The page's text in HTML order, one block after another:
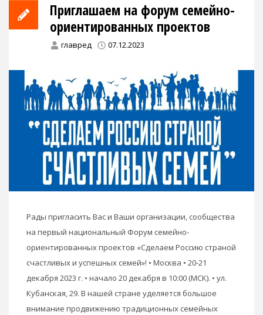
Приглашаем на форум семейно-
ориентированных проектов
главред 07.12.2023
Рады пригласить Вас и Ваши организации, сообщества
на первый национальный Форум семейно-
ориентированных проектов «Сделаем Россию страной
счастливых и успешных семей»! • Москва • 20-21
декабря 2023 г. • начало 20 декабря в 10:00 (МСК). • ул.
Кубанская, 29. В нашей стране уделяется большое
внимание продвижению традиционных семейных